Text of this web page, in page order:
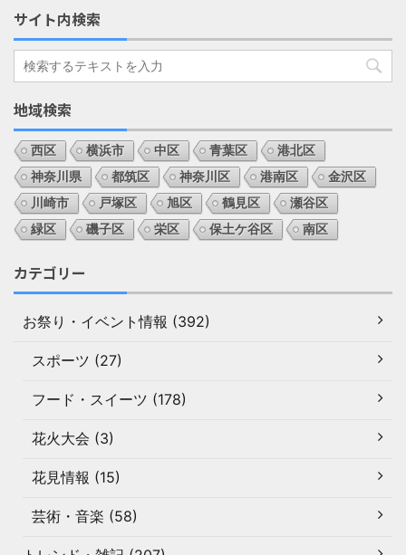
サイト内検索
地域検索
西区 横浜市 中区 青葉区
港北区
神奈川県
都筑区 神奈川区 港南区
金沢区
川崎市
戸塚区 旭区 鶴見区
瀬谷区
緑区
磯子区 栄区 保土ケ谷区 南区
カテゴリー
お祭り・イベント情報 (392)
スポーツ (27)
フード・スイーツ (178)
花火大会 (3)
花見情報 (15)
芸術・音楽 (58)